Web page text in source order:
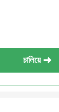
চালিয়ে